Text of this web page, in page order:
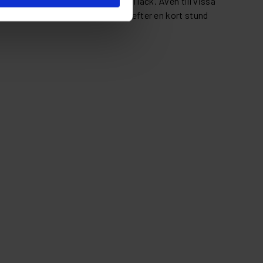
- Bra tålighet - Går att slipa efter en kort stund